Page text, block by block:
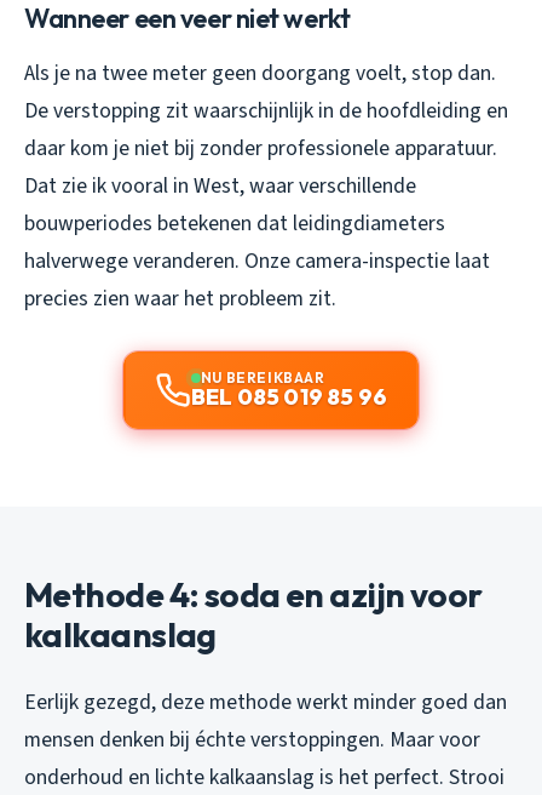
Wanneer een veer niet werkt
Als je na twee meter geen doorgang voelt, stop dan.
De verstopping zit waarschijnlijk in de hoofdleiding en
daar kom je niet bij zonder professionele apparatuur.
Dat zie ik vooral in West, waar verschillende
bouwperiodes betekenen dat leidingdiameters
halverwege veranderen. Onze camera-inspectie laat
precies zien waar het probleem zit.
NU BEREIKBAAR
BEL 085 019 85 96
Methode 4: soda en azijn voor
kalkaanslag
Eerlijk gezegd, deze methode werkt minder goed dan
mensen denken bij échte verstoppingen. Maar voor
onderhoud en lichte kalkaanslag is het perfect. Strooi